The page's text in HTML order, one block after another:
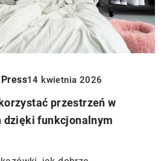
14 kwietnia 2026
przestrzeń w
dzięki funkcjonalnym